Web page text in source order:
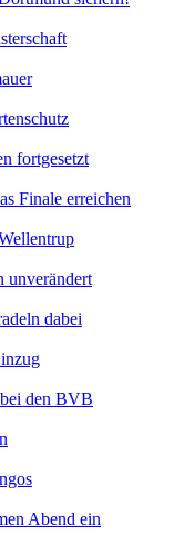
fortgesetzt
Finale erreichen
unverändert
dabei
den BVB
Abend ein